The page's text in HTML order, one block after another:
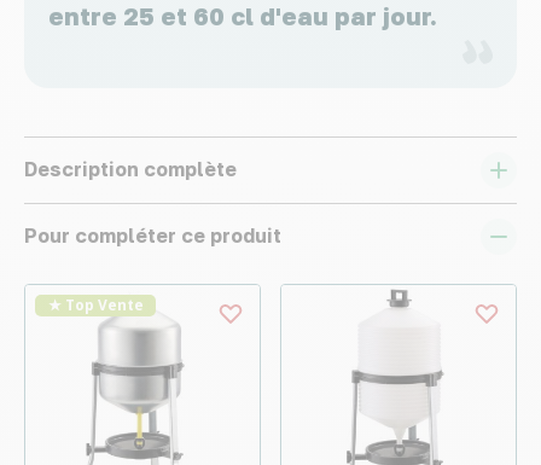
entre 25 et 60 cl d'eau par jour.
Description complète
Pour compléter ce produit
★ Top Vente